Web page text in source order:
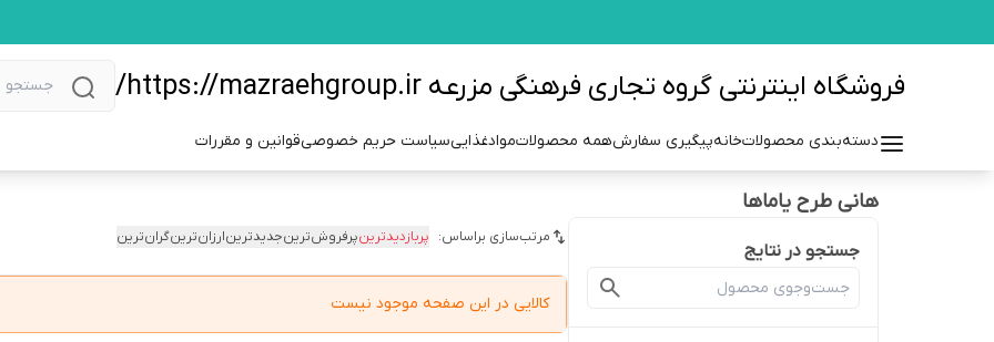
فروشگاه اینترنتی گروه تجاری فرهنگی مزرعه https://mazraehgroup.ir/
دسته‌بندی محصولاتخانهپیگیری سفارشهمه محصولاتموادغذاییسیاست حریم خصوصیقوانین و مقررات
هانی طرح یاماها
جستجو در نتایج
مرتب‌سازی براساس: پربازدیدترینپرفروش‌ترینجدیدترینارزان‌ترینگران‌ترین
کالایی در این صفحه موجود نیست